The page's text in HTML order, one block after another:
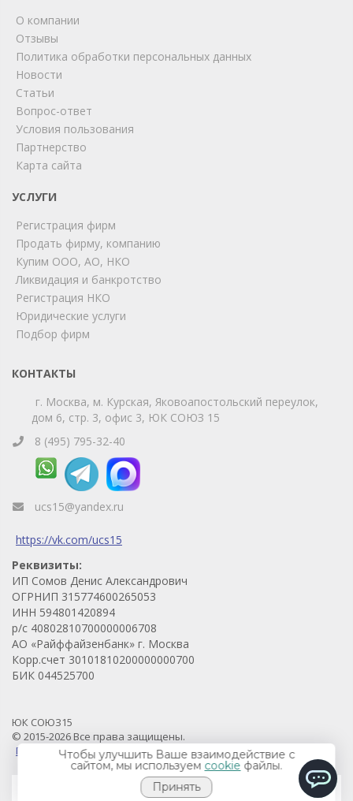
О компании
Отзывы
Политика обработки персональных данных
Новости
Статьи
Вопрос-ответ
Условия пользования
Партнерство
Карта сайта
УСЛУГИ
Регистрация фирм
Продать фирму, компанию
Купим ООО, АО, НКО
Ликвидация и банкротство
Регистрация НКО
Юридические услуги
Подбор фирм
КОНТАКТЫ
г. Москва, м. Курская, Яковоапостольский переулок,
дом 6, стр. 3, офис 3, ЮК СОЮЗ 15
8 (495) 795-32-40
ucs15@yandex.ru
https://vk.com/ucs15
Реквизиты:
ИП Сомов Денис Александрович
ОГРНИП 315774600265053
ИНН 594801420894
р/с 40802810700000006708
АО «Райффайзенбанк» г. Москва
Корр.счет 30101810200000000700
БИК 044525700
ЮК СОЮЗ15
© 2015-2026 Все права защищены.
Продвижение проекта - Prodvigaem.pro
Чтобы улучшить Ваше взаимодействие с
сайтом, мы используем cookie файлы.
Принять
online
Позвоните нам или свяжитесь с нами через любой
удобный мессенджер!
Telegram
Телефон